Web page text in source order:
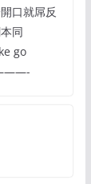
口就屌反
同
go